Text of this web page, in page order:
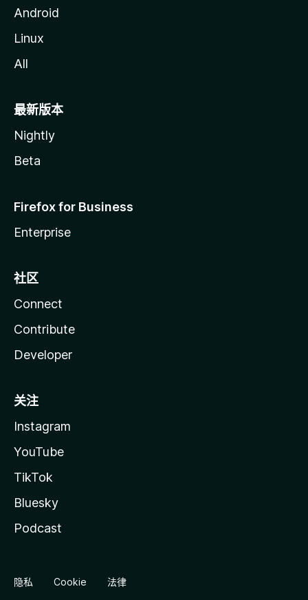
Android
Linux
All
最新版本
Nightly
Beta
Firefox for Business
Enterprise
社区
Connect
Contribute
Developer
关注
Instagram
YouTube
TikTok
Bluesky
Podcast
隐私 Cookie 法律